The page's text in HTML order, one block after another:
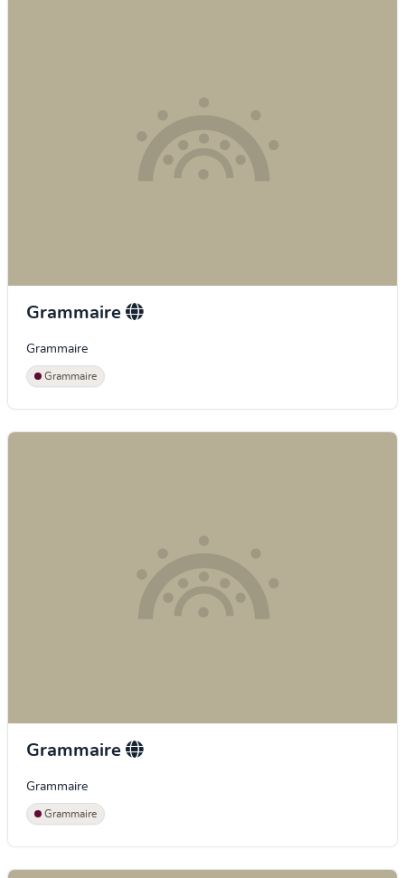
Grammaire
Grammaire
Grammaire
Grammaire
Grammaire
Grammaire